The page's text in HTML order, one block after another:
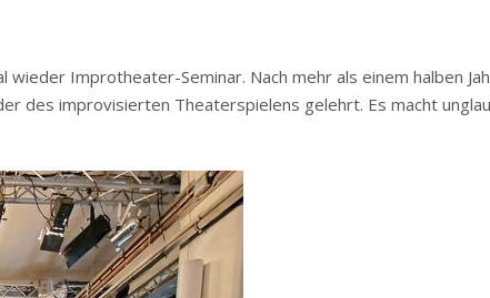
Improtheater-Seminar. Nach mehr als einem halben
des improvisierten Theaterspielens gelehrt. Es macht